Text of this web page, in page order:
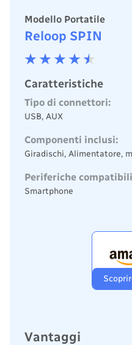
Modello Portatile
Reloop SPIN
Caratteristiche
Tipo di connettori:
USB, AUX
Componenti inclusi:
Giradischi, Alimentatore,
Periferiche
Smartphone
Vantaggi